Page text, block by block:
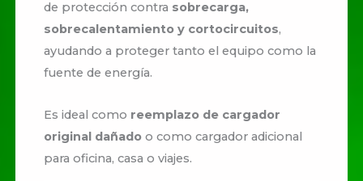
de protección contra sobrecarga,
sobrecalentamiento y cortocircuitos,
ayudando a proteger tanto el equipo como la
fuente de energía.
Es ideal como reemplazo de cargador
original dañado o como cargador adicional
para oficina, casa o viajes.